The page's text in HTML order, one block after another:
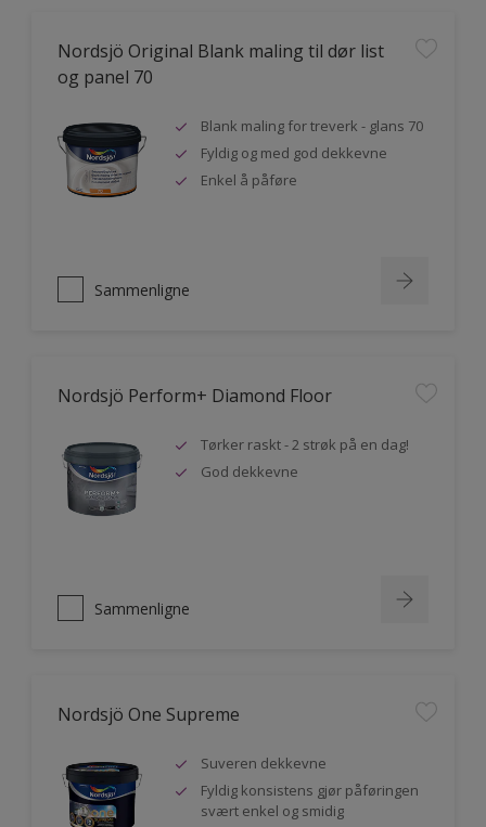
Nordsjö Original Blank maling til dør list
og panel 70
Blank maling for treverk - glans 70
Fyldig og med god dekkevne
Enkel å påføre
Sammenligne
Nordsjö Perform+ Diamond Floor
Tørker raskt - 2 strøk på en dag!
God dekkevne
Sammenligne
Nordsjö One Supreme
Suveren dekkevne
Fyldig konsistens gjør påføringen
svært enkel og smidig